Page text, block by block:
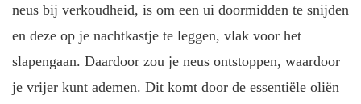
neus bij verkoudheid, is om een ui doormidden te snijden
en deze op je nachtkastje te leggen, vlak voor het
slapengaan. Daardoor zou je neus ontstoppen, waardoor
je vrijer kunt ademen. Dit komt door de essentiële oliën